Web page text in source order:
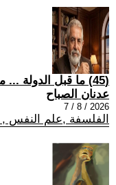
(45) ما قبل الدولة ... ما بعد الدولة
عدنان الصباح
2026 / 8 / 7
الفلسفة ,علم النفس ,